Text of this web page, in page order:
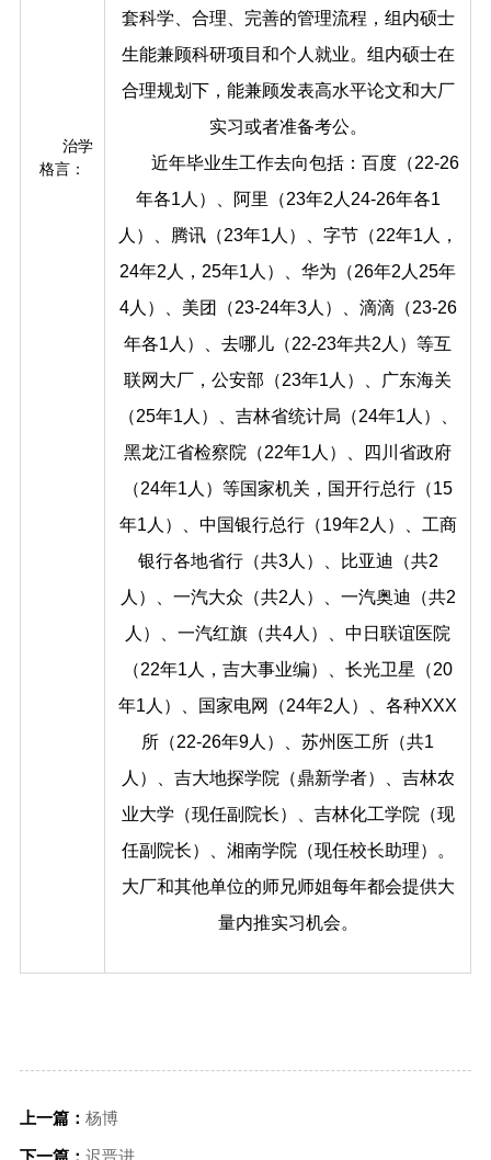
治学
格言：
套科学、合理、完善的管理流程，组内硕士
生能兼顾科研项目和个人就业。组内硕士在
合理规划下，能兼顾发表高水平论文和大厂
实习或者准备考公。
近年毕业生工作去向包括：百度（22-26
年各1人）、阿里（23年2人24-26年各1
人）、腾讯（23年1人）、字节（22年1人，
24年2人，25年1人）、华为（26年2人25年
4人）、美团（23-24年3人）、滴滴（23-26
年各1人）、去哪儿（22-23年共2人）等互
联网大厂，公安部（23年1人）、广东海关
（25年1人）、吉林省统计局（24年1人）、
黑龙江省检察院（22年1人）、四川省政府
（24年1人）等国家机关，国开行总行（15
年1人）、中国银行总行（19年2人）、工商
银行各地省行（共3人）、比亚迪（共2
人）、一汽大众（共2人）、一汽奥迪（共2
人）、一汽红旗（共4人）、中日联谊医院
（22年1人，吉大事业编）、长光卫星（20
年1人）、国家电网（24年2人）、各种XXX
所（22-26年9人）、苏州医工所（共1
人）、吉大地探学院（鼎新学者）、吉林农
业大学（现任副院长）、吉林化工学院（现
任副院长）、湘南学院（现任校长助理）。
大厂和其他单位的师兄师姐每年都会提供大
量内推实习机会。
上一篇： 杨博
下一篇： 迟晋进